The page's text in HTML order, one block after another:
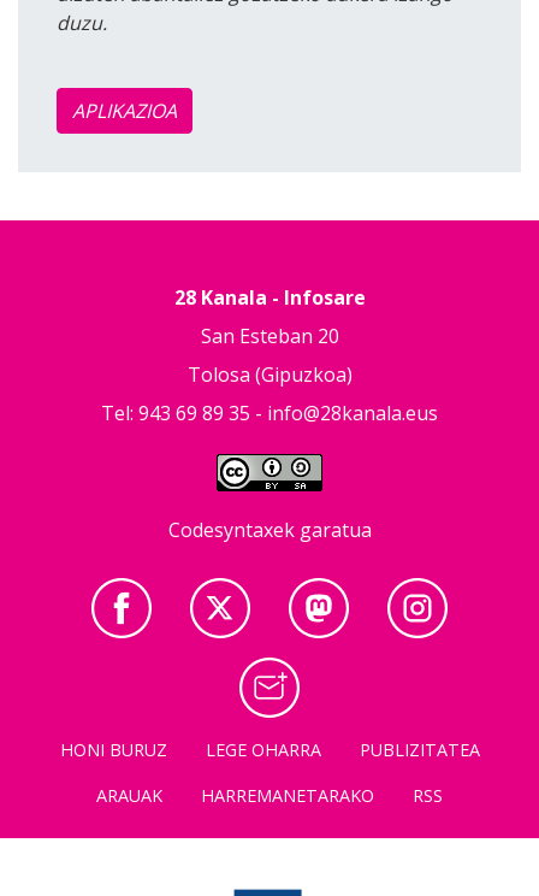
duzu.
APLIKAZIOA
28 Kanala - Infosare
San Esteban 20
Tolosa (Gipuzkoa)
Tel: 943 69 89 35 - info@28kanala.eus
Codesyntaxek garatua
HONI BURUZ LEGE OHARRA
PUBLIZITATEA
ARAUAK
HARREMANETARAKO RSS